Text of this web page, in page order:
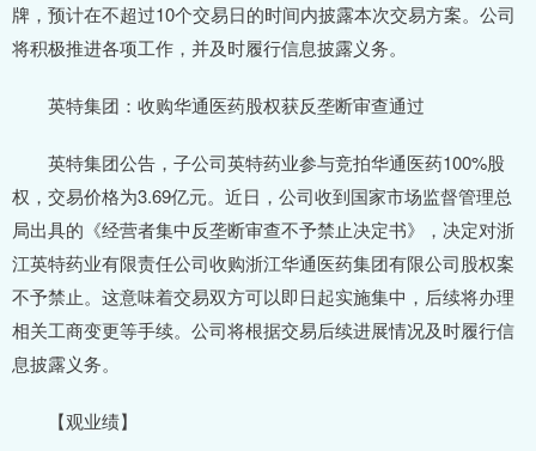
牌，预计在不超过10个交易日的时间内披露本次交易方案。公司
将积极推进各项工作，并及时履行信息披露义务。
英特集团：收购华通医药股权获反垄断审查通过
英特集团公告，子公司英特药业参与竞拍华通医药100%股
权，交易价格为3.69亿元。近日，公司收到国家市场监督管理总
局出具的《经营者集中反垄断审查不予禁止决定书》，决定对浙
江英特药业有限责任公司收购浙江华通医药集团有限公司股权案
不予禁止。这意味着交易双方可以即日起实施集中，后续将办理
相关工商变更等手续。公司将根据交易后续进展情况及时履行信
息披露义务。
【观业绩】